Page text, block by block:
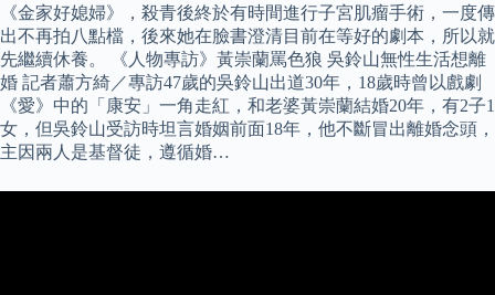
《金家好媳婦》，殺青後終於有時間進行子宮肌瘤手術，一度傳
出不再拍八點檔，後來她在臉書澄清目前在等好的劇本，所以就
先繼續休養。 《人物專訪》黃崇蘭罵色狼 吳鈴山無性生活想離
婚 記者蕭方綺／專訪47歲的吳鈴山出道30年，18歲時曾以戲劇
《愛》中的「康安」一角走紅，和老婆黃崇蘭結婚20年，有2子1
女，但吳鈴山受訪時坦言婚姻前面18年，他不斷冒出離婚念頭，
主因兩人是基督徒，遵循婚…